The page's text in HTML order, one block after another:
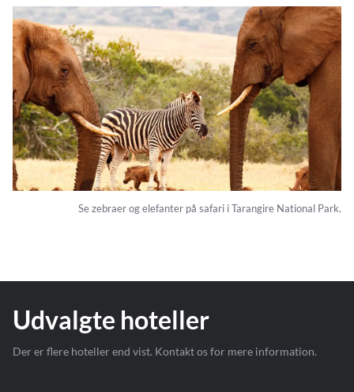
Se zebraer og elefanter på safari i Tarangire National Park.
Udvalgte hoteller
Der er flere hoteller end vist. Kontakt os for mere information.